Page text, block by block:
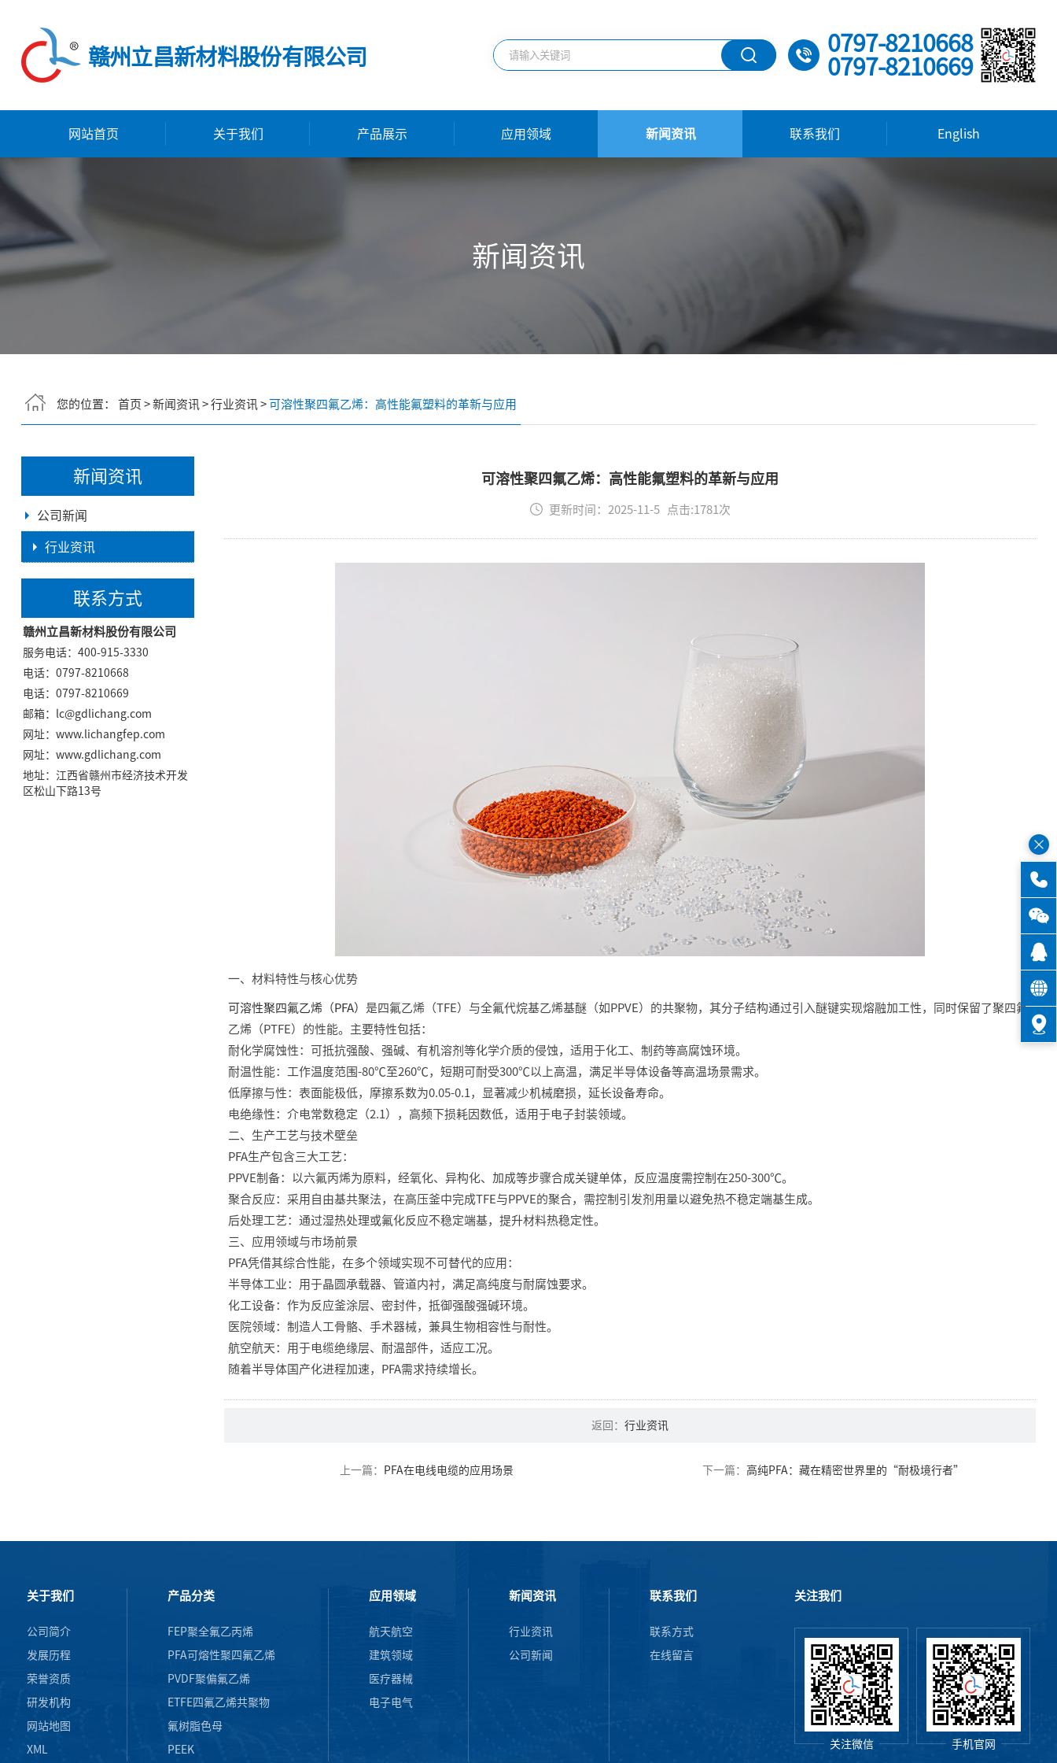
赣州立昌新材料股份有限公司
0797-8210668
0797-8210669
网站首页 关于我们 产品展示 应用领域 新闻资讯 联系我们 English
新闻资讯
您的位置： 首页 > 新闻资讯 > 行业资讯 > 可溶性聚四氟乙烯：高性能氟塑料的革新与应用
新闻资讯
公司新闻
行业资讯
联系方式
赣州立昌新材料股份有限公司
服务电话：400-915-3330
电话：0797-8210668
电话：0797-8210669
邮箱：lc@gdlichang.com
网址： www.lichangfep.com
网址： www.gdlichang.com
地址：江西省赣州市经济技术开发
区松山下路13号
可溶性聚四氟乙烯：高性能氟塑料的革新与应用
更新时间：2025-11-5 点击:1781次
一、材料特性与核心优势
可溶性聚四氟乙烯（PFA） 是四氟乙烯（TFE）与全氟代烷基乙烯基醚（如PPVE）的共聚物，其分子结构通过引入醚键实现熔融加工性，同时保留了聚四氟
乙烯（PTFE）的性能。主要特性包括：
耐化学腐蚀性：可抵抗强酸、强碱、有机溶剂等化学介质的侵蚀，适用于化工、制药等高腐蚀环境。
耐温性能：工作温度范围-80℃至260℃，短期可耐受300℃以上高温，满足半导体设备等高温场景需求。
低摩擦与性：表面能极低，摩擦系数为0.05-0.1，显著减少机械磨损，延长设备寿命。
电绝缘性：介电常数稳定（2.1），高频下损耗因数低，适用于电子封装领域。
二、生产工艺与技术壁垒
PFA生产包含三大工艺：
PPVE制备：以六氟丙烯为原料，经氧化、异构化、加成等步骤合成关键单体，反应温度需控制在250-300℃。
聚合反应：采用自由基共聚法，在高压釜中完成TFE与PPVE的聚合，需控制引发剂用量以避免热不稳定端基生成。
后处理工艺：通过湿热处理或氟化反应不稳定端基，提升材料热稳定性。
三、应用领域与市场前景
PFA凭借其综合性能，在多个领域实现不可替代的应用：
半导体工业：用于晶圆承载器、管道内衬，满足高纯度与耐腐蚀要求。
化工设备：作为反应釜涂层、密封件，抵御强酸强碱环境。
医院领域：制造人工骨骼、手术器械，兼具生物相容性与耐性。
航空航天：用于电缆绝缘层、耐温部件，适应工况。
随着半导体国产化进程加速，PFA需求持续增长。
返回：行业资讯
上一篇： PFA在电线电缆的应用场景 下一篇： 高纯PFA：藏在精密世界里的“耐极境行者”​
关于我们
公司简介
发展历程
荣誉资质
研发机构
网站地图
XML
产品分类
FEP聚全氟乙丙烯
PFA可熔性聚四氟乙烯
PVDF聚偏氟乙烯
ETFE四氟乙烯共聚物
氟树脂色母
PEEK
应用领域
航天航空
建筑领域
医疗器械
电子电气
新闻资讯
行业资讯
公司新闻
联系我们
联系方式
在线留言
关注我们
关注微信 手机官网